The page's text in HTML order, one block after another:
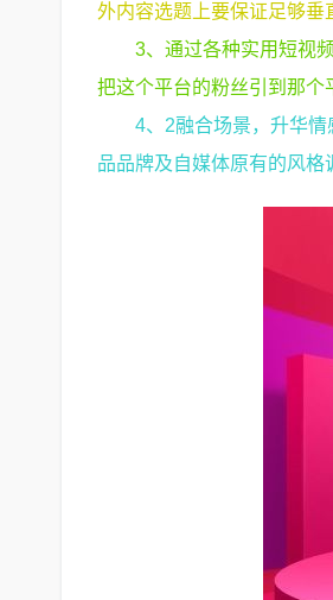
外内容选题上要保证足够垂
3、通过各种实用短视
把这个平台的粉丝引到那
4、2融合场景，升华
品品牌及自媒体原有的风格